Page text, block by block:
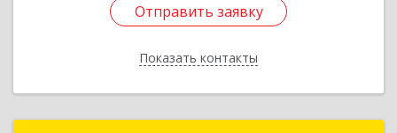
Отправить заявку
Показать контакты
Отправить заявку
Назад